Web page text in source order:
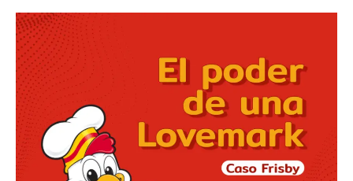
caso
de
“plagio”
que
encendió
las
redes
y